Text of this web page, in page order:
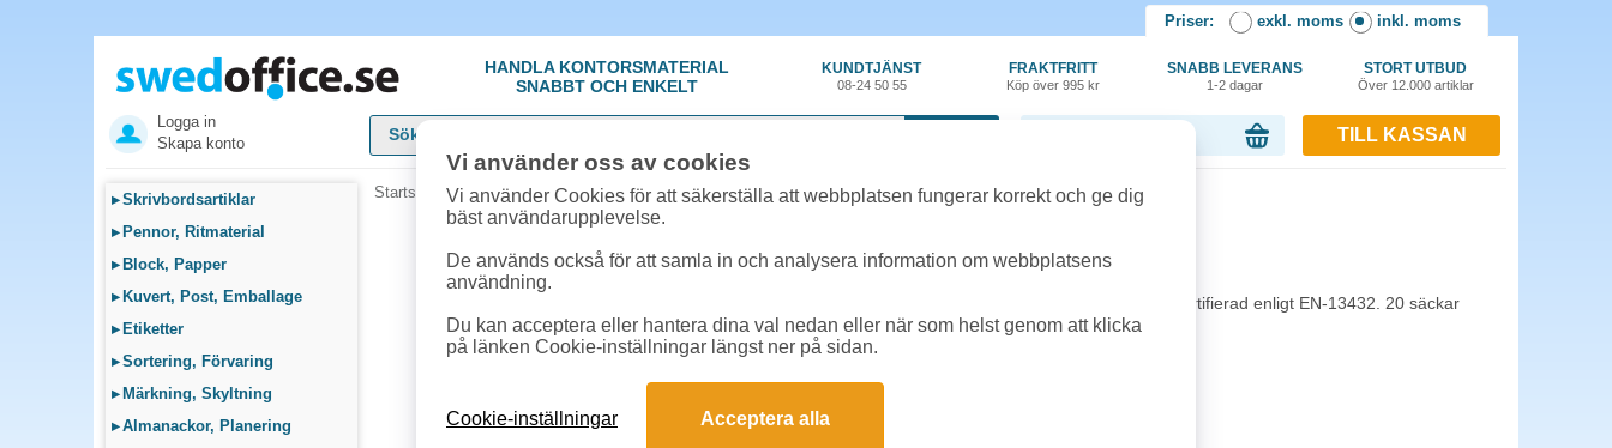
Priser: exkl. moms inkl. moms
HANDLA KONTORSMATERIAL
SNABBT OCH ENKELT
KUNDTJÄNST
08-24 50 55
FRAKTFRITT
Köp över 995 kr
SNABB LEVERANS
1-2 dagar
STORT UTBUD
Över 12.000 artiklar
Logga in
Skapa konto
TILL KASSAN
▸Skrivbordsartiklar
▸ Pennor, Ritmaterial
▸ Block, Papper
▸ Kuvert, Post, Emballage
▸ Etiketter
▸Sortering, Förvaring
▸ Märkning, Skyltning
▸Almanackor, Planering
Startsida »Städ, Hygien»Sopsäckar» Sopsäck Biostark 80l 20st/rl
Sopsäck Biostark 80l 20st/rl
Miljövänlig och biologiskt nedbrytbar sopsäck. Certifierad enligt EN-13432. 20 säckar
per rulle.
Volym:80 liter
Tjocklek:
Vi använder oss av cookies
Vi använder Cookies för att säkerställa att webbplatsen fungerar korrekt och ge dig
bäst användarupplevelse.
De används också för att samla in och analysera information om webbplatsens
användning.
Du kan acceptera eller hantera dina val nedan eller när som helst genom att klicka
på länken Cookie-inställningar längst ner på sidan.
Cookie-inställningar Acceptera alla